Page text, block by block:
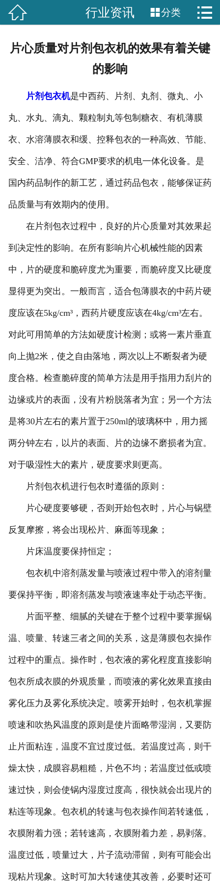
 网站首页
工程案例
服务中心
联系我们
 行业资讯 分类 
片心质量对片剂包衣机的效果有着关键
的影响
片剂包衣机是中西药、片剂、丸剂、微丸、小
丸、水丸、滴丸、颗粒制丸等包制糖衣、有机薄膜
衣、水溶薄膜衣和缓、控释包衣的一种高效、节能、
安全、洁净、符合GMP要求的机电一体化设备。是
国内药品制作的新工艺，通过药品包衣，能够保证药
品质量与有效期内的使用。
在片剂包衣过程中，良好的片心质量对其效果起
到决定性的影响。在所有影响片心机械性能的因素
中，片的硬度和脆碎度尤为重要，而脆碎度又比硬度
显得更为突出。一般而言，适合包薄膜衣的中药片硬
度应该在5kg/cm³，西药片硬度应该在4kg/cm³左右。
对此可用简单的方法如硬度计检测；或将一素片垂直
向上抛2米，使之自由落地，两次以上不断裂者为硬
度合格。检查脆碎度的简单方法是用手指用力刮片的
边缘或片的表面，没有片粉脱落者为宜；另一个方法
是将30片左右的素片置于250ml的玻璃杯中，用力摇
两分钟左右，以片的表面、片的边缘不磨损者为宜。
对于吸湿性大的素片，硬度要求则更高。
片剂包衣机进行包衣时遵循的原则：
片心硬度要够硬，否则开始包衣时，片心与锅壁
反复摩擦，将会出现松片、麻面等现象；
片床温度要保持恒定；
包衣机中溶剂蒸发量与喷液过程中带入的溶剂量
要保持平衡，即溶剂蒸发与喷液速率处于动态平衡。
片面平整、细腻的关键在于整个过程中要掌握锅
温、喷量、转速三者之间的关系，这是薄膜包衣操作
过程中的重点。操作时，包衣液的雾化程度直接影响
包衣所成衣膜的外观质量，而喷液的雾化效果直接由
雾化压力及雾化系统决定。喷雾开始时，包衣机掌握
喷速和吹热风温度的原则是使片面略带湿润，又要防
止片面粘连，温度不宜过度过低。若温度过高，则干
燥太快，成膜容易粗糙，片色不均；若温度过低或喷
速过快，则会使锅内湿度过度高，很快就会出现片的
粘连等现象。包衣机的转速与包衣操作间若转速低，
衣膜附着力强；若转速高，衣膜附着力差，易剥落。
温度过低，喷量过大，片子流动滞留，则有可能会出
现粘片现象。这时可加大转速使其改善，必要时还可